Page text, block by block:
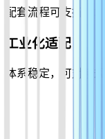
配套流程可支持现
工业化适配
体系稳定，可对接